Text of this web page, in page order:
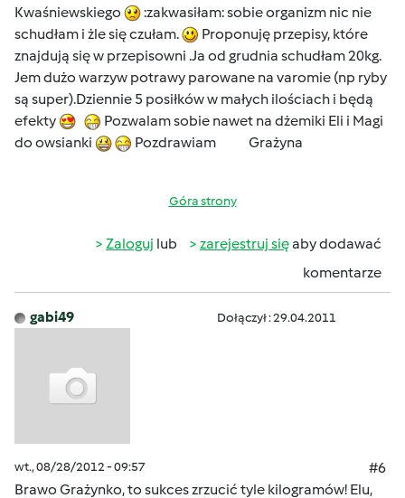
Kwaśniewskiego
:zakwasiłam: sobie organizm nic nie
schudłam i żle się czułam.
Proponuję przepisy, które
znajdują się w przepisowni .Ja od grudnia schudłam 20kg.
Jem dużo warzyw potrawy parowane na varomie (np ryby
są super).Dziennie 5 posiłków w małych ilościach i będą
efekty
Pozwalam sobie nawet na dżemiki Eli i Magi
do owsianki
Pozdrawiam Grażyna
Góra strony
Zaloguj lub zarejestruj sięaby dodawać
komentarze
gabi49 Dołączył : 29.04.2011
wt., 08/28/2012 - 09:57
#6
Brawo Grażynko, to sukces zrzucić tyle kilogramów! Elu,